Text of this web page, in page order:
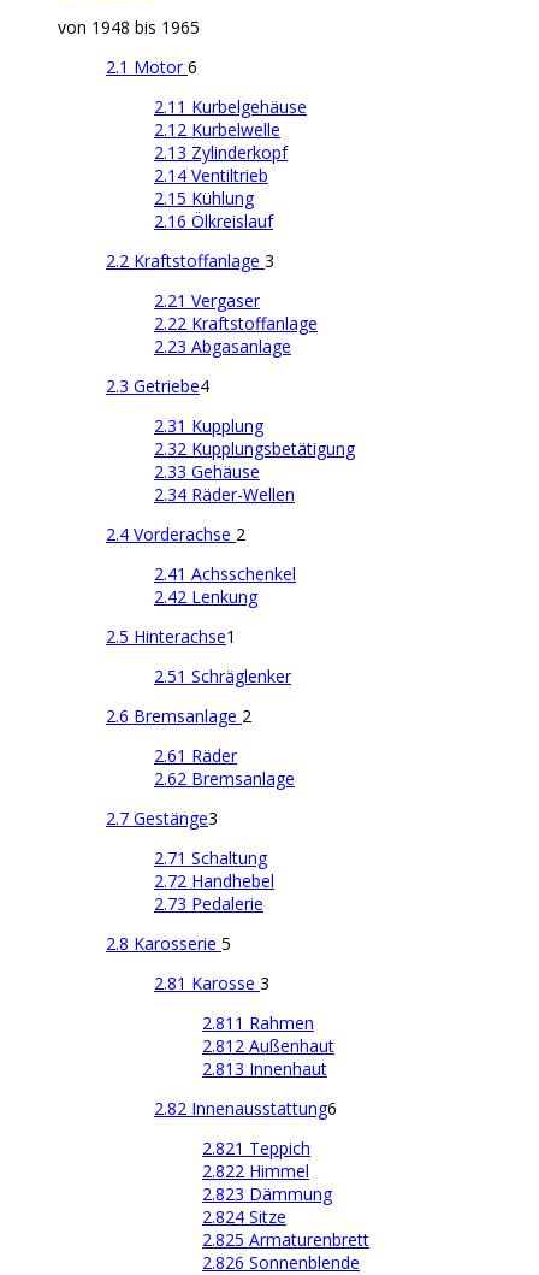
von 1948 bis 1965
2.1 Motor6
2.11 Kurbelgehäuse
2.12 Kurbelwelle
2.13 Zylinderkopf
2.14 Ventiltrieb
2.15 Kühlung
2.16 Ölkreislauf
2.2 Kraftstoffanlage 3
2.21 Vergaser
2.22 Kraftstoffanlage
2.23 Abgasanlage
2.3 Getriebe4
2.31 Kupplung
2.32 Kupplungsbetätigung
2.33 Gehäuse
2.34 Räder-Wellen
2.4 Vorderachse 2
2.41 Achsschenkel
2.42 Lenkung
2.5 Hinterachse1
2.51 Schräglenker
2.6 Bremsanlage 2
2.61 Räder
2.62 Bremsanlage
2.7 Gestänge3
2.71 Schaltung
2.72 Handhebel
2.73 Pedalerie
2.8 Karosserie 5
2.81 Karosse 3
2.811 Rahmen
2.812 Außenhaut
2.813 Innenhaut
2.82 Innenausstattung6
2.821 Teppich
2.822 Himmel
2.823 Dämmung
2.824 Sitze
2.825 Armaturenbrett
2.826 Sonnenblende